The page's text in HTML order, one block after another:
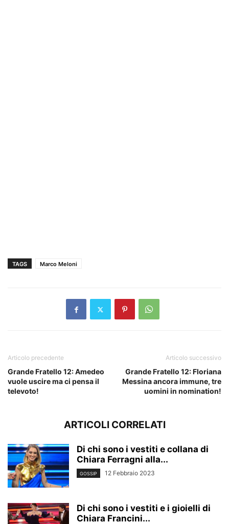
TAGS Marco Meloni
Articolo precedente
Grande Fratello 12: Amedeo
vuole uscire ma ci pensa il
televoto!
Articolo successivo
Grande Fratello 12: Floriana
Messina ancora immune, tre
uomini in nomination!
ARTICOLI CORRELATI
Di chi sono i vestiti e collana di
Chiara Ferragni alla...
GOSSIP 12 Febbraio 2023
Di chi sono i vestiti e i gioielli di
Chiara Francini...